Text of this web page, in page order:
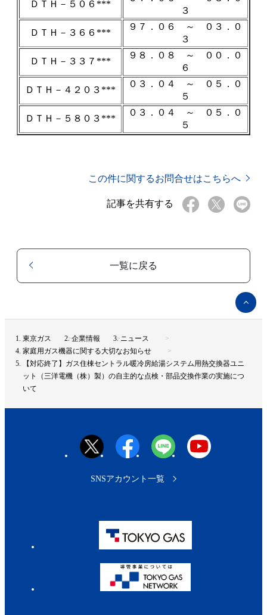
ＤＴＨ－５０６***
３
ＤＴＨ－３６６***
９７．０６ ～ ０３．０
３
ＤＴＨ－３３７***
９８．０８ ～ ００．０
６
ＤＴＨ－４２０３***
０３．０４ ～ ０５．０
５
ＤＴＨ－５８０３***
０３．０４ ～ ０５．０
５
この件に関するお問合せはこちらへ
記事を共有する
一覧に戻る
ペ
ー
ジ
プ
へ
東京ガス 企業情報
ニュース
家庭用ガス機器に関する大切なお知らせ
【対応終了】ガス住棟セントラル暖冷房給湯システム用熱交換器ユニ
ット（三洋電機（株）製）の自主的な点検・部品交換作業の実施につ
いて
SNSアカウント一覧